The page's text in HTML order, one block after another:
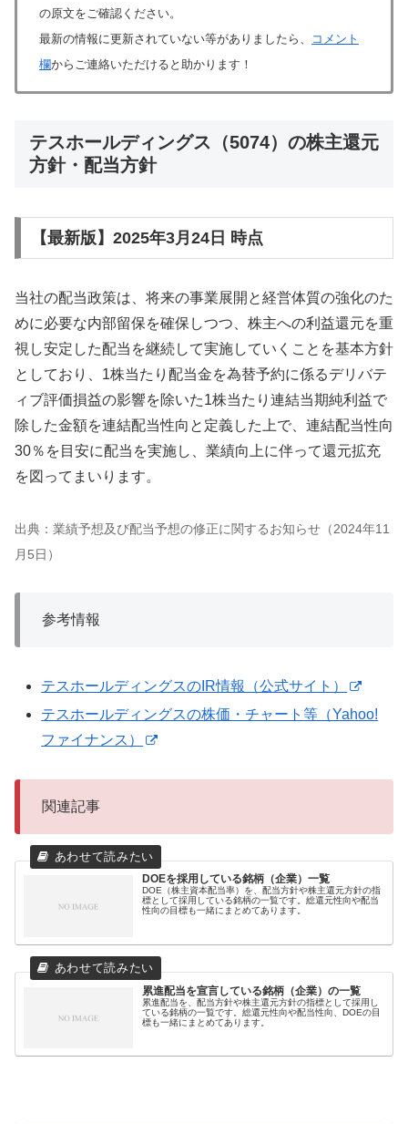
の原文をご確認ください。
最新の情報に更新されていない等がありましたら、
コメント
欄からご連絡いただけると助かります！
テスホールディングス（5074）の株主還元
方針・配当方針
【最新版】2025年3月24日 時点
当社の配当政策は、将来の事業展開と経営体質の強化のた
めに必要な内部留保を確保しつつ、株主への利益還元を重
視し安定した配当を継続して実施していくことを基本方針
としており、1株当たり配当金を為替予約に係るデリバテ
ィブ評価損益の影響を除いた1株当たり連結当期純利益で
除した金額を連結配当性向と定義した上で、連結配当性向
30％を目安に配当を実施し、業績向上に伴って還元拡充
を図ってまいります。
出典：業績予想及び配当予想の修正に関するお知らせ（2024年11
月5日）
参考情報
テスホールディングスのIR情報（公式サイト）
テスホールディングスの株価・チャート等（Yahoo!
ファイナンス）
関連記事
DOEを採用している銘柄（企業）一覧
DOE（株主資本配当率）を、配当方針や株主還元方針の指
標として採用している銘柄の一覧です。総還元性向や配当
性向の目標も一緒にまとめてあります。
累進配当を宣言している銘柄（企業）の一覧
累進配当を、配当方針や株主還元方針の指標として採用し
ている銘柄の一覧です。総還元性向や配当性向、DOEの目
標も一緒にまとめてあります。